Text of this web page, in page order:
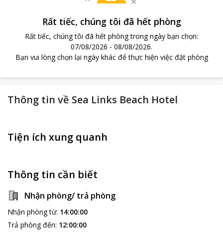
Rất tiếc, chúng tôi đã hết phòng
Rất tiếc, chúng tôi đã hết phòng trong ngày bạn chọn:
07/08/2026 - 08/08/2026.
Bạn vui lòng chọn lại ngày khác để thực hiện việc đặt phòng
Thông tin về Sea Links Beach Hotel
Tiện ích xung quanh
Thông tin cần biết
Nhận phòng/ trả phòng
Nhận phòng từ: 14:00:00
Trả phòng đến: 12:00:00